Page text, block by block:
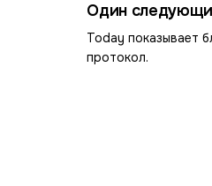
Один
Today показывает
протокол.